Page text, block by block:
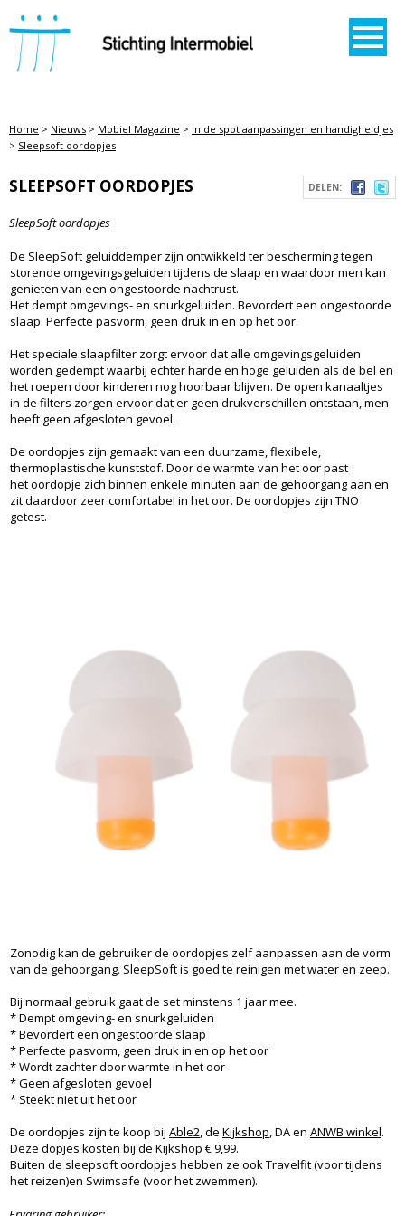
STICHTING INTERMOBIEL
Home > Nieuws > Mobiel Magazine > In de spot aanpassingen en handigheidjes
> Sleepsoft oordopjes
DELEN:
SLEEPSOFT OORDOPJES
SleepSoft oordopjes
De SleepSoft geluiddemper zijn ontwikkeld ter bescherming tegen
storende omgevingsgeluiden tijdens de slaap en waardoor men kan
genieten van een ongestoorde nachtrust.
Het dempt omgevings- en snurkgeluiden. Bevordert een ongestoorde
slaap. Perfecte pasvorm, geen druk in en op het oor.
Het speciale slaapfilter zorgt ervoor dat alle omgevingsgeluiden
worden gedempt waarbij echter harde en hoge geluiden als de bel en
het roepen door kinderen nog hoorbaar blijven. De open kanaaltjes
in de filters zorgen ervoor dat er geen drukverschillen ontstaan, men
heeft geen afgesloten gevoel.
De oordopjes zijn gemaakt van een duurzame, flexibele,
thermoplastische kunststof. Door de warmte van het oor past
het oordopje zich binnen enkele minuten aan de gehoorgang aan en
zit daardoor zeer comfortabel in het oor. De oordopjes zijn TNO
getest.
Zonodig kan de gebruiker de oordopjes zelf aanpassen aan de vorm
van de gehoorgang. SleepSoft is goed te reinigen met water en zeep.
Bij normaal gebruik gaat de set minstens 1 jaar mee.
* Dempt omgeving- en snurkgeluiden
* Bevordert een ongestoorde slaap
* Perfecte pasvorm, geen druk in en op het oor
* Wordt zachter door warmte in het oor
* Geen afgesloten gevoel
* Steekt niet uit het oor
De oordopjes zijn te koop bij Able2, de Kijkshop, DA en ANWB winkel.
Deze dopjes kosten bij de Kijkshop € 9,99.
Buiten de sleepsoft oordopjes hebben ze ook Travelfit (voor tijdens
het reizen)en Swimsafe (voor het zwemmen).